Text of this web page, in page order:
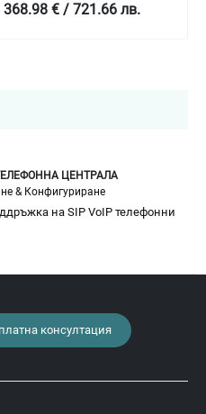
368.98 € / 721.66 лв.
ЦЕНТРАЛА
& Конфигуриране
на SIP VoIP телефонни
консултация